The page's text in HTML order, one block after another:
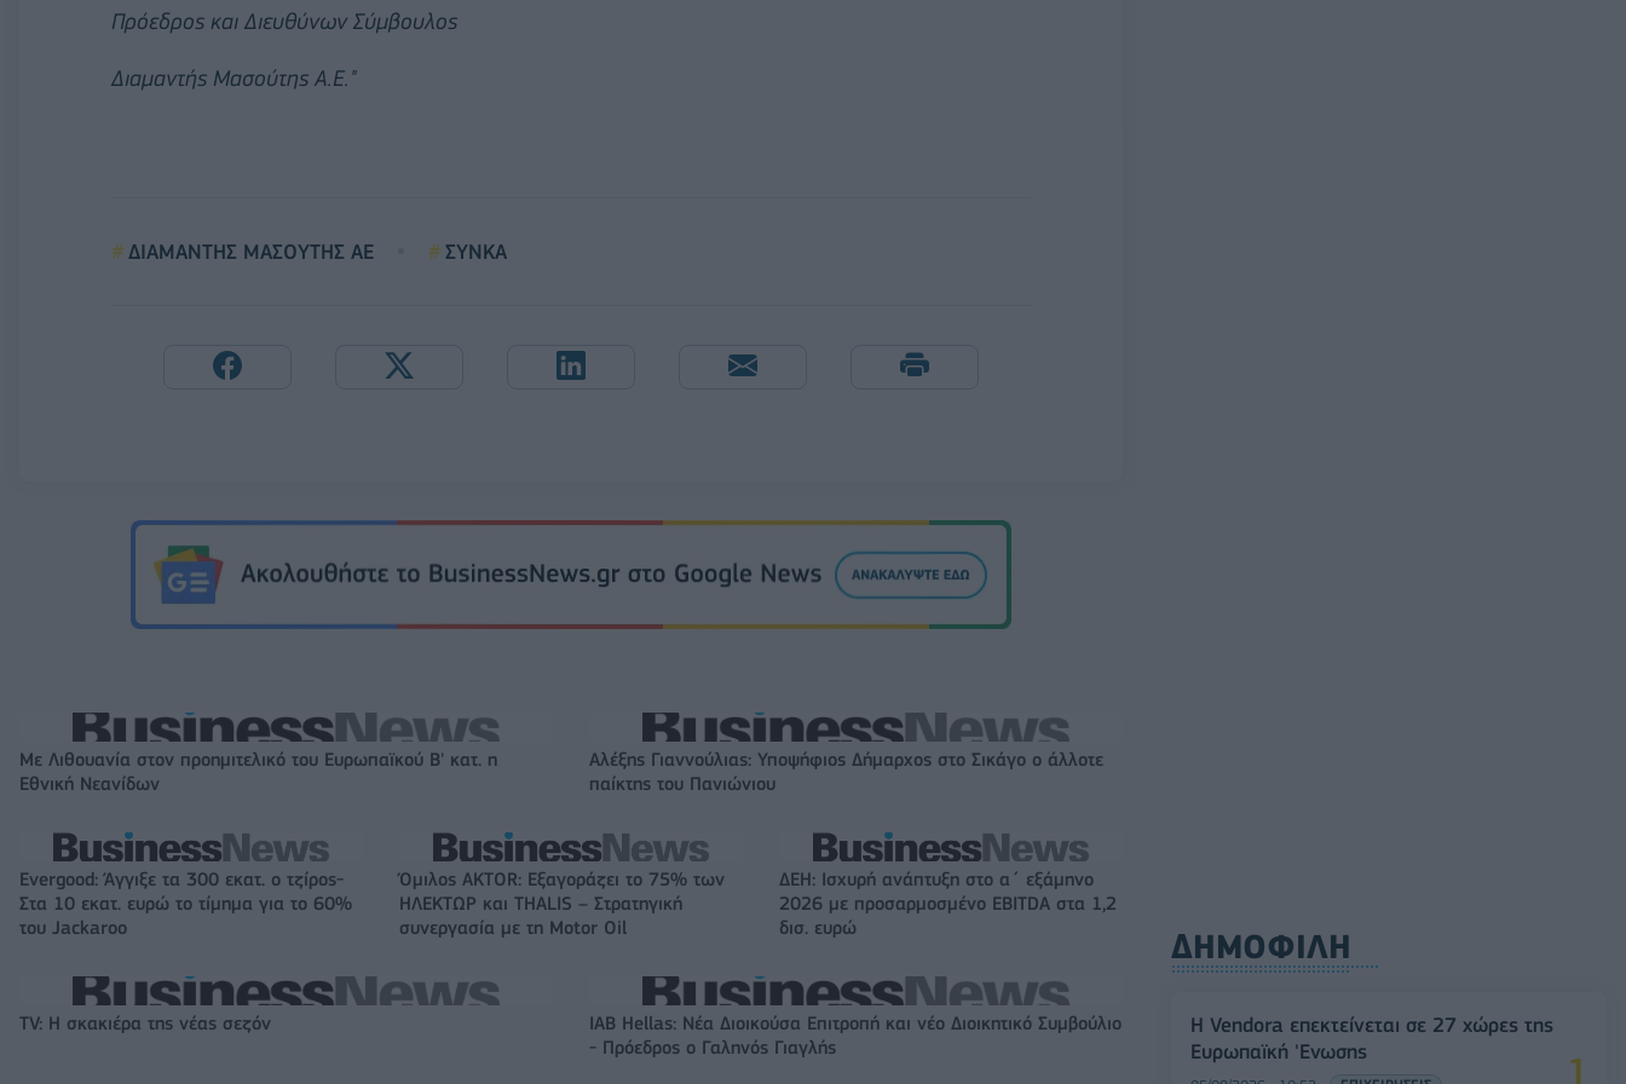
Πρόεδρος και Διευθύνων Σύμβουλος
Διαμαντής Μασούτης Α.Ε."
ΔΙΑΜΑΝΤΗΣ ΜΑΣΟΥΤΗΣ ΑΕ ΣΥΝΚΑ
Με Λιθουανία στον προημιτελικό του Ευρωπαϊκού Β' κατ. η
Εθνική Νεανίδων
Αλέξης Γιαννούλιας: Υποψήφιος Δήμαρχος στο Σικάγο ο άλλοτε
παίκτης του Πανιώνιου
Evergood: Άγγιξε τα 300 εκατ. ο τζίρος-
Στα 10 εκατ. ευρώ το τίμημα για το 60%
του Jackaroo
Όμιλος AKTOR: Εξαγοράζει το 75% των
ΗΛΕΚΤΩΡ και THALIS – Στρατηγική
συνεργασία με τη Motor Oil
ΔΕΗ: Ισχυρή ανάπτυξη στο α΄ εξάμηνο
2026 με προσαρμοσμένο EBITDA στα 1,2
δισ. ευρώ
TV: Η σκακιέρα της νέας σεζόν
IAB Hellas: Νέα Διοικούσα Επιτροπή και νέο Διοικητικό Συμβούλιο
- Πρόεδρος ο Γαληνός Γιαγλής
ΔΗΜΟΦΙΛΗ
Η Vendora επεκτείνεται σε 27 χώρες της
Ευρωπαϊκή 'Ενωσης